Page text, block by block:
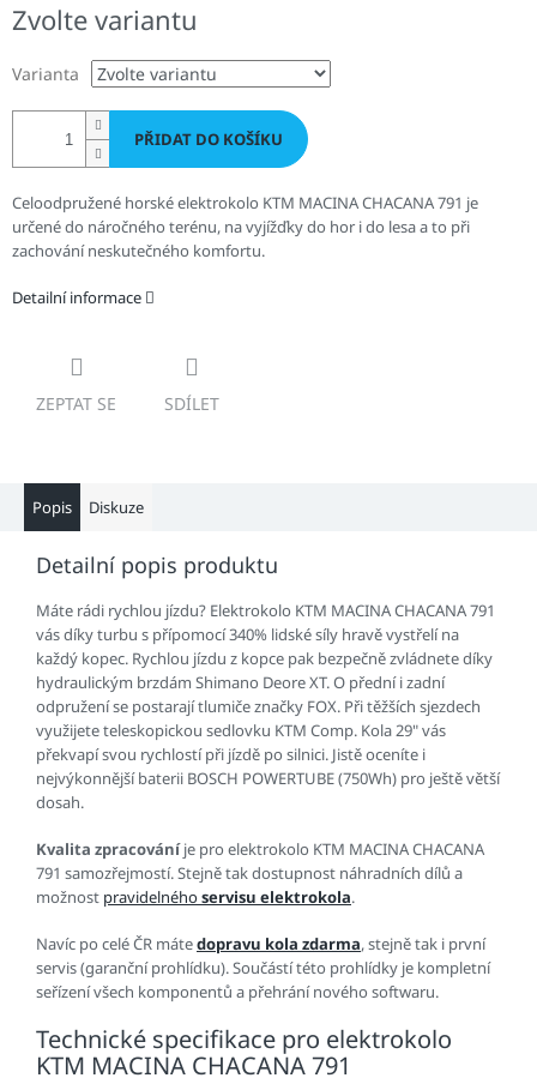
cena:
Zvolte variantu
Varianta
PŘIDAT DO KOŠÍKU
Celoodpružené horské elektrokolo KTM MACINA CHACANA 791 je
určené do náročného terénu, na vyjížďky do hor i do lesa a to při
zachování neskutečného komfortu.
Detailní informace
ZEPTAT SE SDÍLET
Popis Diskuze
Detailní popis produktu
Máte rádi rychlou jízdu? Elektrokolo KTM MACINA CHACANA 791
vás díky turbu s přípomocí 340% lidské síly hravě vystřelí na
každý kopec. Rychlou jízdu z kopce pak bezpečně zvládnete díky
hydraulickým brzdám Shimano Deore XT. O přední i zadní
odpružení se postarají tlumiče značky FOX. Při těžších sjezdech
využijete teleskopickou sedlovku KTM Comp. Kola 29" vás
překvapí svou rychlostí při jízdě po silnici. Jistě oceníte i
nejvýkonnější baterii BOSCH POWERTUBE (750Wh) pro ještě větší
dosah.
Kvalita zpracováníje pro elektrokolo KTM MACINA CHACANA
791 samozřejmostí. Stejně tak dostupnost náhradních dílů a
možnost pravidelnéhoservisu elektrokola.
Navíc po celé ČR mátedopravu kola zdarma, stejně tak i první
servis (garanční prohlídku). Součástí této prohlídky je kompletní
seřízení všech komponentů a přehrání nového softwaru.
Technické specifikace pro elektrokolo
KTM MACINA CHACANA 791